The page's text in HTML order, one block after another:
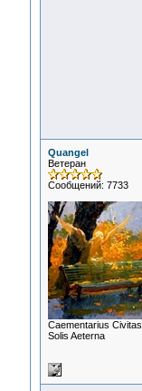
Quangel
Ветеран
Сообщений: 7733
Сaementarius Civitas
Solis Aeterna